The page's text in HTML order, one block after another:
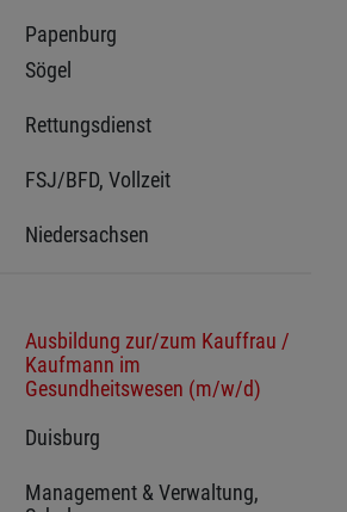
Papenburg
Sögel
Rettungsdienst
FSJ/BFD, Vollzeit
Niedersachsen
Ausbildung zur/zum Kauffrau /
Kaufmann im
Gesundheitswesen (m/w/d)
Duisburg
Management & Verwaltung,